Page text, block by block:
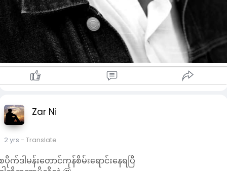
Zar Ni
2 yrs - Translate
ပိုက်ဒါမန်းတောင်ကုန်စိမ်းရောင်းနေရပြီ